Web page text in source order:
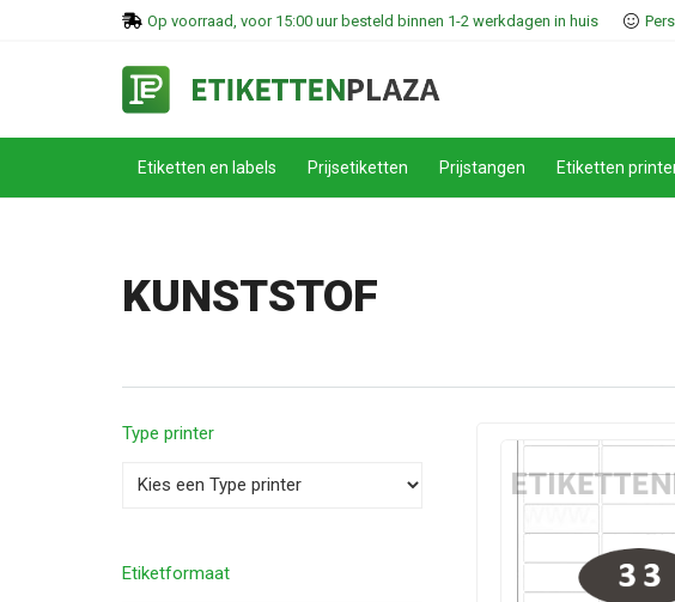
Op voorraad, voor 15:00 uur besteld binnen 1-2 werkdagen in huis
Etiketten en labels Prijsetiketten Prijstangen Etiketten
KUNSTSTOF
Type printer
Etiketformaat